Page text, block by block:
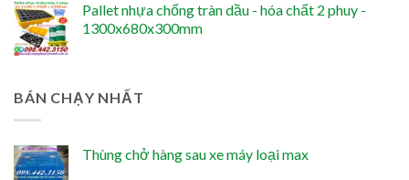
Pallet nhựa chống tràn dầu - hóa chất 2 phuy -
1300x680x300mm
BÁN CHẠY NHẤT
Thùng chở hàng sau xe máy loại max